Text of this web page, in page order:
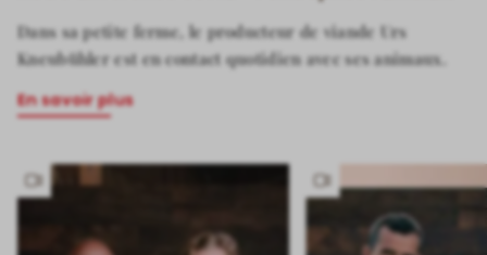
Dans sa petite ferme, le producteur de viande Urs
Kneubühler est en contact quotidien avec ses animaux.
En savoir plus
Has
Has
video